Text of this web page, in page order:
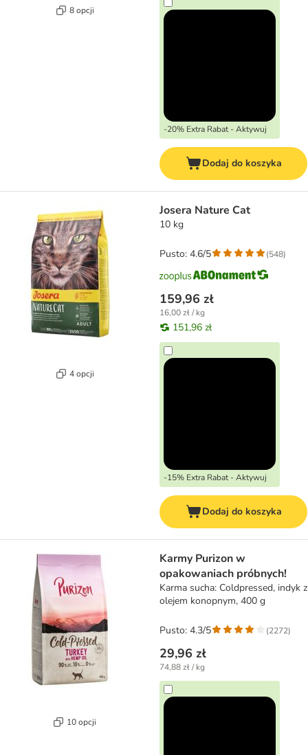
8 opcji
-20% Extra Rabat - Aktywuj
Dodaj do koszyka
4 opcji
Josera Nature Cat
10 kg
159,96 zł
16,00 zł / kg
151,96 zł
-15% Extra Rabat - Aktywuj
Pusto: 4.6/5 (548)
Dodaj do koszyka
10 opcji
Karmy Purizon w
opakowaniach próbnych!
Karma sucha: Coldpressed, indyk z
olejem konopnym, 400 g
29,96 zł
74,88 zł / kg
Pusto: 4.3/5 (2272)